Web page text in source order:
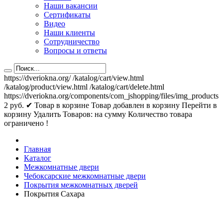
Наши вакансии
Сертификаты
Видео
Наши клиенты
Сотрудничество
Вопросы и ответы
https://dveriokna.org/ /katalog/cart/view.html
/katalog/product/view.html /katalog/cart/delete.html
https://dveriokna.org/components/com_jshopping/files/img_products
2 руб. ✔ Товар в корзине Товар добавлен в корзину Перейти в
корзину Удалить Товаров: на сумму Количество товара
ограничено !
Главная
Каталог
Межкомнатные двери
Чебоксарские межкомнатные двери
Покрытия межкомнатных дверей
Покрытия Сахара